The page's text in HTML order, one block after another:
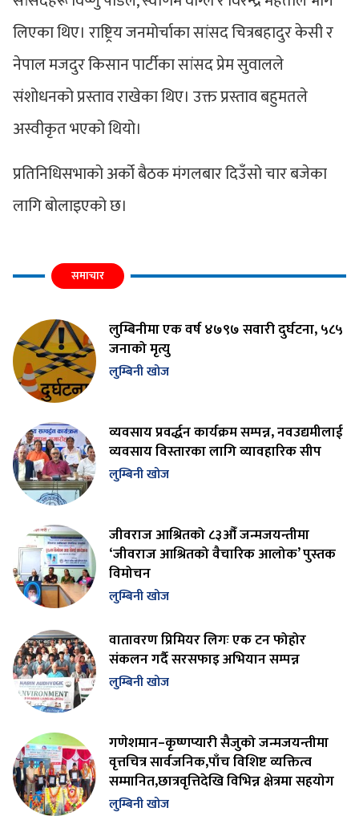
लिएका थिए। राष्ट्रिय जनमोर्चाका सांसद चित्रबहादुर केसी र
नेपाल मजदुर किसान पार्टीका सांसद प्रेम सुवालले
संशोधनको प्रस्ताव राखेका थिए। उक्त प्रस्ताव बहुमतले
अस्वीकृत भएको थियो।
प्रतिनिधिसभाको अर्को बैठक मंगलबार दिउँसो चार बजेका
लागि बोलाइएको छ।
समाचार
लुम्बिनीमा एक वर्ष ४७९७ सवारी दुर्घटना, ५८५
जनाको मृत्यु
लुम्बिनी खोज
व्यवसाय प्रवर्द्धन कार्यक्रम सम्पन्न, नवउद्यमीलाई
व्यवसाय विस्तारका लागि व्यावहारिक सीप
लुम्बिनी खोज
जीवराज आश्रितको ८३औँ जन्मजयन्तीमा
‘जीवराज आश्रितको वैचारिक आलोक’ पुस्तक
विमोचन
लुम्बिनी खोज
वातावरण प्रिमियर लिगः एक टन फोहोर
संकलन गर्दै सरसफाइ अभियान सम्पन्न
लुम्बिनी खोज
गणेशमान–कृष्णप्यारी सैजुको जन्मजयन्तीमा
वृत्तचित्र सार्वजनिक,पाँच विशिष्ट व्यक्तित्व
सम्मानित,छात्रवृत्तिदेखि विभिन्न क्षेत्रमा सहयोग
लुम्बिनी खोज